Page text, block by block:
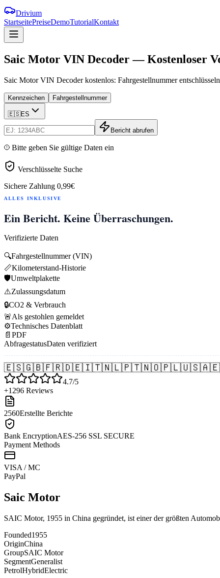
Drivium
StartseitePreiseDemoTutorialKontakt
Saic Motor VIN Decoder—Kostenloser
Saic Motor VIN Decoder kostenlos: Fahrgestellnummer
Kennzeichen Fahrgestellnummer
🇪🇸ES
Bericht abrufen
Bitte geben Sie gültige Daten ein
Verschlüsselte Suche
Sichere Zahlung 0,99€
ALLES INKLUSIVE
Ein Bericht. Keine Überraschungen.
Verifizierte Daten
🔍Fahrgestellnummer (VIN)
📏Kilometerstand-Historie
🛡️Umweltplakette
⚠️Zulassungsdatum
🔒CO2 & Verbrauch
🚨Als gestohlen gemeldet
⚙️Technisches Datenblatt
📄 PDF
AbfragestatusDaten verifiziert
🇪🇸🇬🇧🇫🇷🇩🇪🇮🇹🇳🇱🇵🇹🇳🇴🇵🇱🇺🇸🇦🇪
4.7/5
+1296 Reviews
2560Erstellte Berichte
Bank EncryptionAES-256 SSL SECURE
Payment Methods
VISA / MC
PayPal
Saic Motor
SAIC Motor, 1955 in China gegründet, ist einer der größten
Founded1955
OriginChina
GroupSAIC Motor
SegmentGeneralist
PetrolHybridElectric